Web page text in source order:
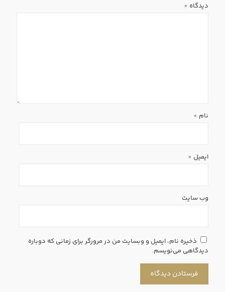
دیدگاه *
نام *
ایمیل *
وب‌ سایت
ذخیره نام، ایمیل و وبسایت من در مرورگر برای زمانی که دوباره
دیدگاهی می‌نویسم.